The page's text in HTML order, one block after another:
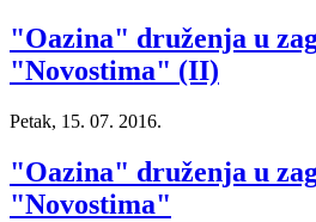
"Oazina" druženja u
"Novostima" (II)
Petak, 15. 07. 2016.
"Oazina" druženja u
"Novostima"